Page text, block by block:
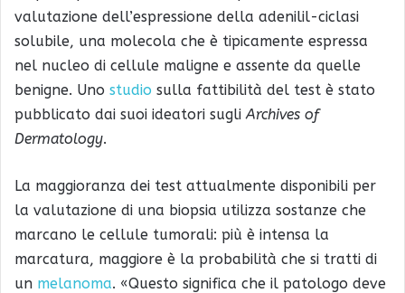
valutazione dell’espressione della adenilil-ciclasi
solubile, una molecola che è tipicamente espressa
nel nucleo di cellule maligne e assente da quelle
benigne. Uno studio sulla fattibilità del test è stato
pubblicato dai suoi ideatori sugliArchives of
Dermatology.
La maggioranza dei test attualmente disponibili per
la valutazione di una biopsia utilizza sostanze che
marcano le cellule tumorali: più è intensa la
marcatura, maggiore è la probabilità che si tratti di
un melanoma. «Questo significa che il patologo deve